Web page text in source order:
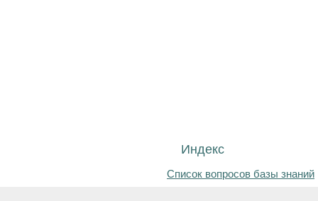
Индекс
Список вопросов базы знаний